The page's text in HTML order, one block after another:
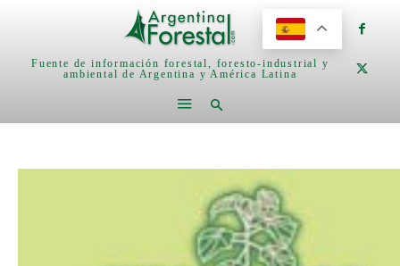
Fuente de información forestal, foresto-industrial y
ambiental de Argentina y América Latina